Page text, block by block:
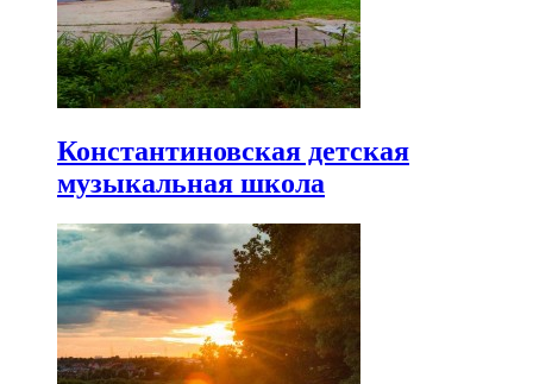
Константиновская детская
музыкальная школа